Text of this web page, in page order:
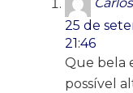
25 de
21:46
Que bela
possível